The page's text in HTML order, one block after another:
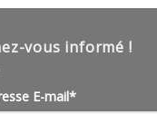
vous informé !
E-mail*